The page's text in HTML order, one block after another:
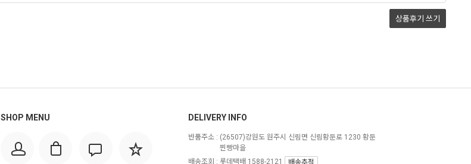
상품후기 쓰기
SHOP MENU DELIVERY INFO
반품주소 : (26507)강원도 원주시 신림면 신림황둔로 1230 황둔
찐빵마을
배송조회 : 롯데택배 1588-2121
배송추적